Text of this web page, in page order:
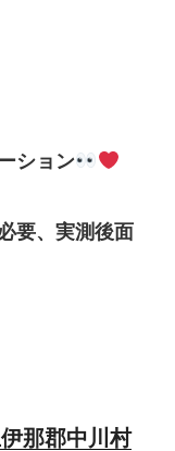
ション
要、実測後面
那郡中川村